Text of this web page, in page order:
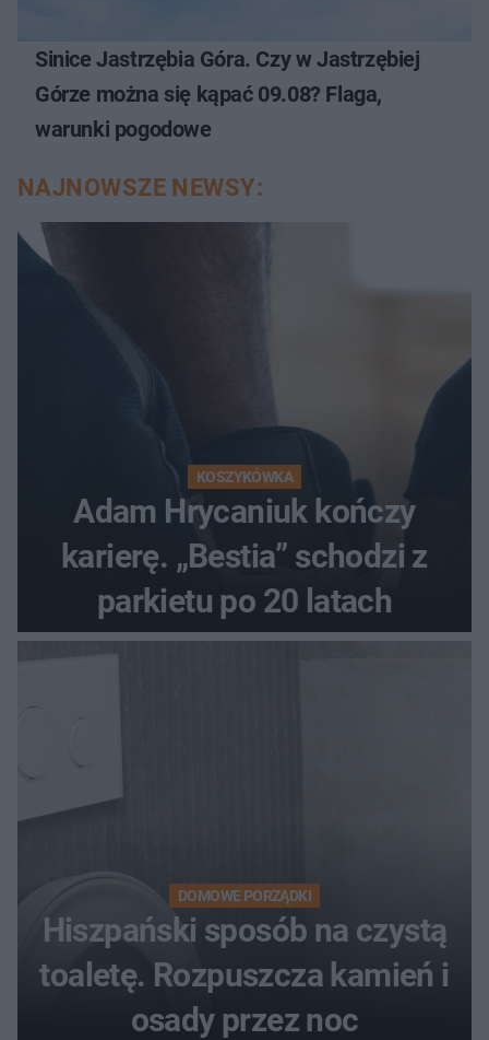
Sinice Jastrzębia Góra. Czy w Jastrzębiej
Górze można się kąpać 09.08? Flaga,
warunki pogodowe
NAJNOWSZE NEWSY:
KOSZYKÓWKA
Adam Hrycaniuk kończy
karierę. „Bestia” schodzi z
parkietu po 20 latach
DOMOWE PORZĄDKI
Hiszpański sposób na czystą
toaletę. Rozpuszcza kamień i
osady przez noc